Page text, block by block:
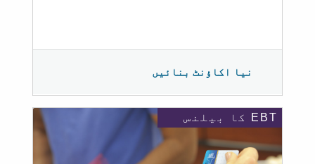
نیا اکاؤنٹ بنائیں
EBT کا بیلنس